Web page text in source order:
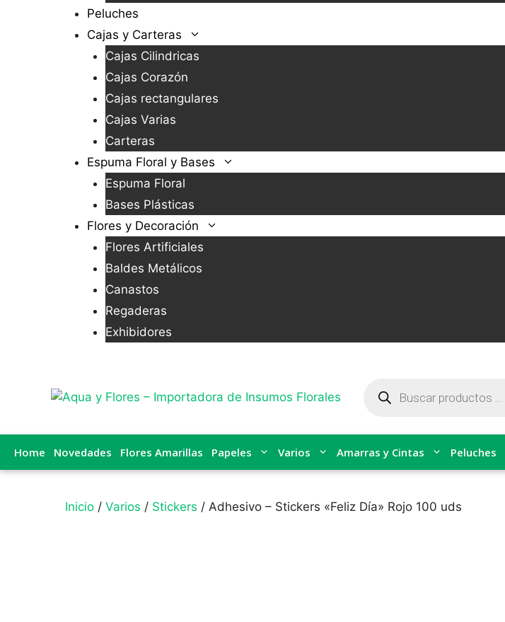
Peluches
Cajas y Carteras
Cajas Cilindricas
Cajas Corazón
Cajas rectangulares
Cajas Varias
Carteras
Espuma Floral y Bases
Espuma Floral
Bases Plásticas
Flores y Decoración
Flores Artificiales
Baldes Metálicos
Canastos
Regaderas
Exhibidores
productos
Home Novedades Flores Amarillas Papeles Varios Amarras y Cintas Peluches
Inicio / Varios / Stickers / Adhesivo – Stickers «Feliz Día» Rojo 100 uds